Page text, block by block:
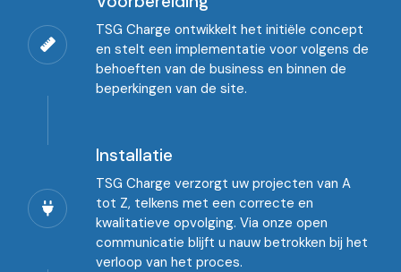
TSG Charge ontwikkelt het initiële concept
en stelt een implementatie voor volgens de
behoeften van de business en binnen de
beperkingen van de site.
Installatie
TSG Charge verzorgt uw projecten van A
tot Z, telkens met een correcte en
kwalitatieve opvolging. Via onze open
communicatie blijft u nauw betrokken bij het
verloop van het proces.